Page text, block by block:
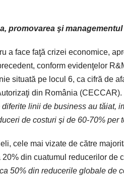
promovarea şi
a face faţă crizei economice,
conform evidenţelor
situată pe locul 6, ca cifră de
din România (CECCAR).
diferite linii de business au tăiat,
de costuri şi de 60-70% per
cele mai vizate de către
din cuatumul reducerilor de
50% din reducerile globale de